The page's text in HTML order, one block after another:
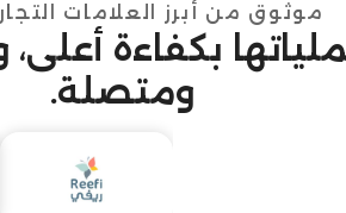
موثوق من أبرز العلامات
بكفاءة
ومتصلة.